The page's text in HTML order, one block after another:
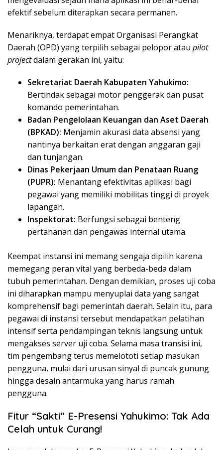
efektif sebelum diterapkan secara permanen.
Menariknya, terdapat empat Organisasi Perangkat
Daerah (OPD) yang terpilih sebagai pelopor atau pilot
projectdalam gerakan ini, yaitu:
Sekretariat Daerah Kabupaten Yahukimo:
Bertindak sebagai motor penggerak dan pusat
komando pemerintahan.
Badan Pengelolaan Keuangan dan Aset Daerah
(BPKAD): Menjamin akurasi data absensi yang
nantinya berkaitan erat dengan anggaran gaji
dan tunjangan.
Dinas Pekerjaan Umum dan Penataan Ruang
(PUPR): Menantang efektivitas aplikasi bagi
pegawai yang memiliki mobilitas tinggi di proyek
lapangan.
Inspektorat: Berfungsi sebagai benteng
pertahanan dan pengawas internal utama.
Keempat instansi ini memang sengaja dipilih karena
memegang peran vital yang berbeda-beda dalam
tubuh pemerintahan. Dengan demikian, proses uji coba
ini diharapkan mampu menyuplai data yang sangat
komprehensif bagi pemerintah daerah. Selain itu, para
pegawai di instansi tersebut mendapatkan pelatihan
intensif serta pendampingan teknis langsung untuk
mengakses server uji coba. Selama masa transisi ini,
tim pengembang terus memelototi setiap masukan
pengguna, mulai dari urusan sinyal di puncak gunung
hingga desain antarmuka yang harus ramah
pengguna.
Fitur “Sakti” E-Presensi Yahukimo: Tak Ada
Celah untuk Curang!